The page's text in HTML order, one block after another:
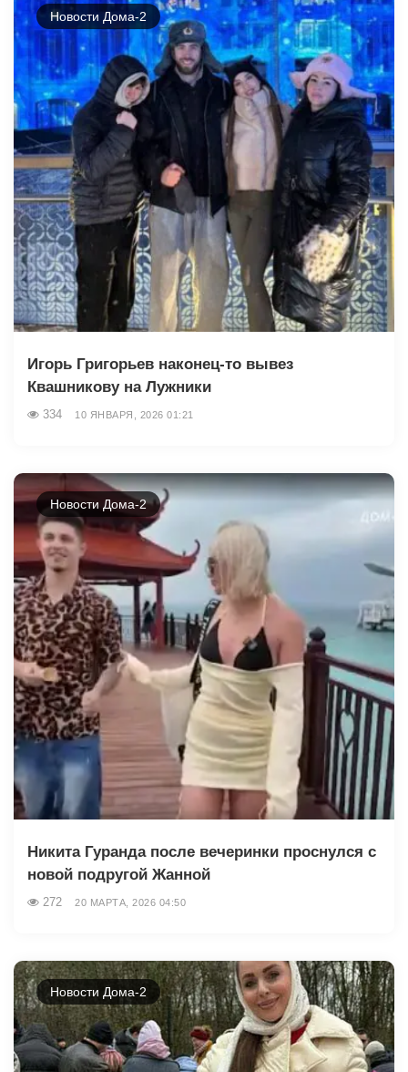
Новости Дома-2
Игорь Григорьев наконец-то вывез
Квашникову на Лужники
334 10 ЯНВАРЯ, 2026 01:21
Новости Дома-2
Никита Гуранда после вечеринки проснулся с
новой подругой Жанной
272 20 МАРТА, 2026 04:50
Новости Дома-2